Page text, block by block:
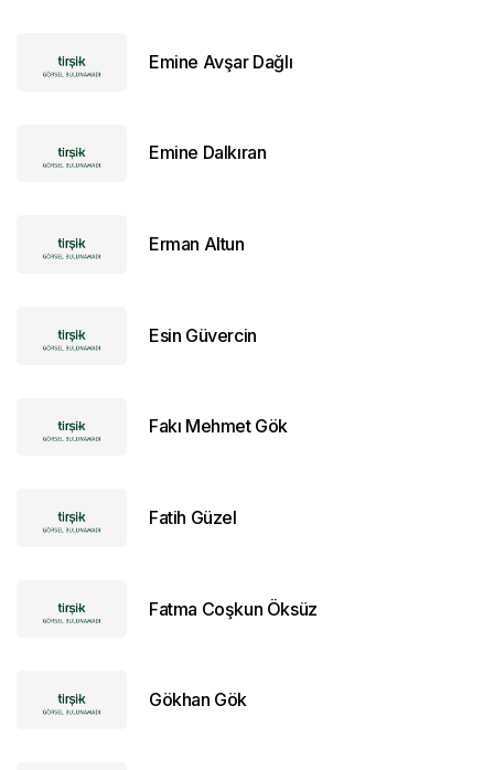
Emine Avşar Dağlı
Emine Dalkıran
Erman Altun
Esin Güvercin
Fakı Mehmet Gök
Fatih Güzel
Fatma Coşkun Öksüz
Gökhan Gök